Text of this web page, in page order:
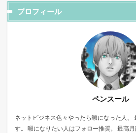
プロフィール
ペンスール
ネットビジネス色々やったら暇になった人。
す。 暇になりたい人はフォロー推奨。 最高